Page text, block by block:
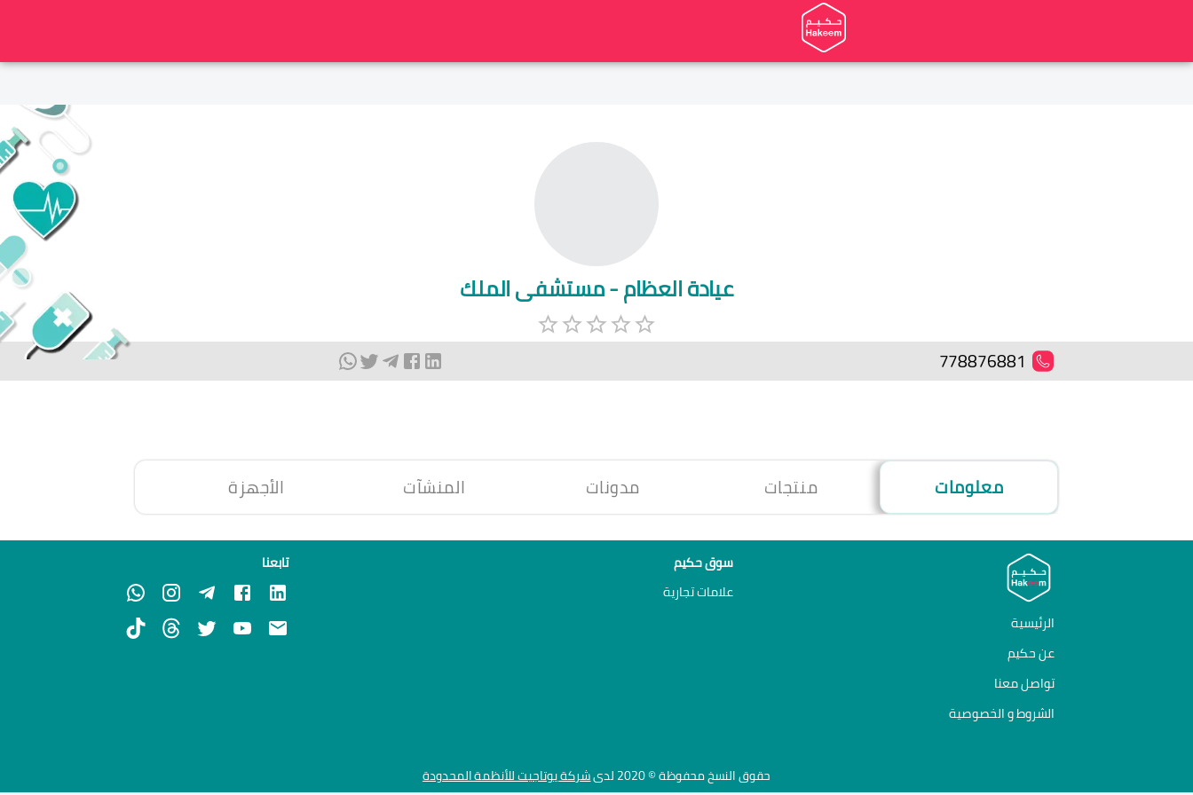
عيادة العظام - مستشفى الملك
778876881
معلومات منتجات مدونات المنشآت الأجهزة
الرئيسية
عن حكيم
تواصل معنا
الشروط و الخصوصية
سوق حكيم
علامات تجارية
تابعنا
حقوق النسخ محفوظة © 2020 لدى شركة يوتاجيت للأنظمة المحدودة